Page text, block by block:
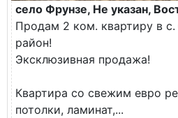
село Фрунзе, Не указан,
Продам 2 ком. квартиру в
район!
Эксклюзивная продажа!
Квартира со свежим евро
потолки, ламинат,...